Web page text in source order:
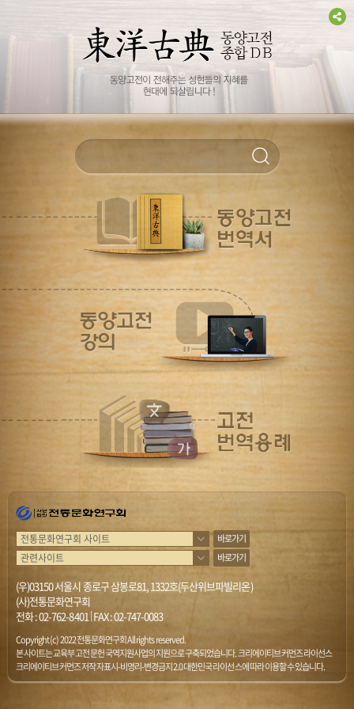
바로가기
바로가기
(우)03150 서울시 종로구 삼봉로81, 1332호(두산위브파빌리온)
(사)전통문화연구회
전화 :02-762-8401|FAX : 02-747-0083
Copyright (c) 2022 전통문화연구회 All rights reserved.
본 사이트는 교육부 고전문헌 국역지원사업의 지원으로 구축되었습니다. 크리에이티브 커먼즈 라이선스
크리에이티브 커먼즈 저작자표시-비영리-변경금지 2.0 대한민국 라이선스에 따라 이용할 수 있습니다.